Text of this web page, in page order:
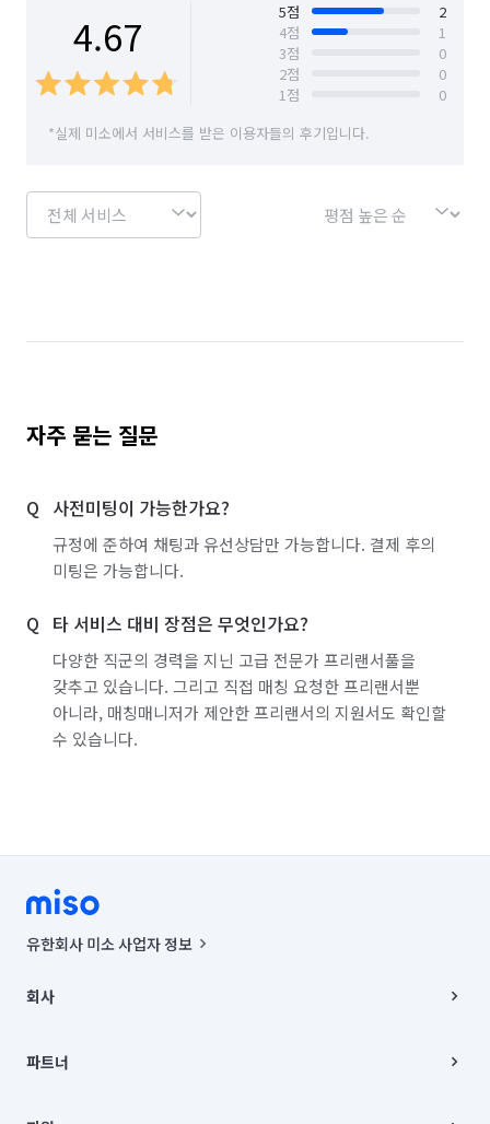
4.67 5점
2
4점
1
3점
0
2점
0
1점
0
*실제 미소에서 서비스를 받은 이용자들의 후기입니다.
자주 묻는 질문
사전미팅이 가능한가요?
규정에 준하여 채팅과 유선상담만 가능합니다. 결제 후의
미팅은 가능합니다.
타 서비스 대비 장점은 무엇인가요?
다양한 직군의 경력을 지닌 고급 전문가 프리랜서풀을
갖추고 있습니다. 그리고 직접 매칭 요청한 프리랜서뿐
아니라, 매칭매니저가 제안한 프리랜서의 지원서도 확인할
수 있습니다.
유한회사 미소 사업자 정보
00019 |
주소 | 본사: 서울특별시 종로구 율곡로 6(중학동, 트윈트리빌딩) B동 5층
컨택센터 : 서울특별시 종로구 수송동 율곡로 24, 7층, 8층 미소
상품, 상품정보, 거래에 관한 의무와 책임은 거래당사자에게 있습니다.
회사
채용
파트너